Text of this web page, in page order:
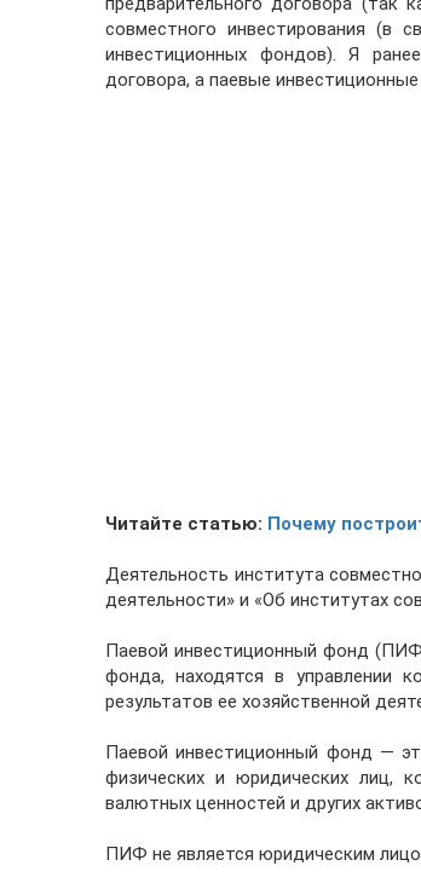
совместного инвестирования (в
инвестиционных фондов). Я
договора, а паевые
Читайте статью: Почему
Деятельность института
деятельности» и «Об институтах
Паевой инвестиционный фонд
фонда, находятся в управлении
результатов ее хозяйственной
Паевой инвестиционный фонд —
физических и юридических лиц,
валютных ценностей и других
ПИФ не является юридическим